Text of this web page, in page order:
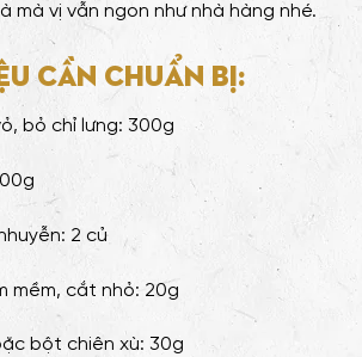
mà vị vẫn ngon như nhà hàng nhé.
cần chuẩn bị:
bỏ chỉ lưng: 300g
2 củ
mềm, cắt nhỏ: 20g
bột chiên xù: 30g